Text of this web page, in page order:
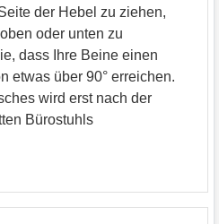
der Hebel zu ziehen,
oder unten zu
dass Ihre Beine einen
etwas über 90° erreichen.
wird erst nach der
Bürostuhls